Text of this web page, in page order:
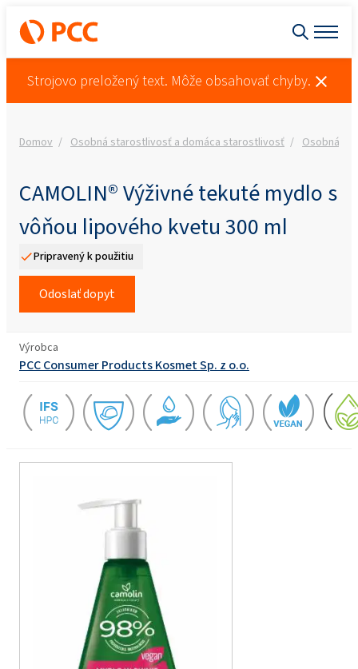
Strojovo preložený text. Môže obsahovať chyby.
Domov Osobná starostlivosť a domáca starostlivosť Osobná
CAMOLIN® Výživné tekuté mydlo s
vôňou lipového kvetu 300 ml
Pripravený k použitiu
Odoslať dopyt
Výrobca
PCC Consumer Products Kosmet Sp. z o.o.